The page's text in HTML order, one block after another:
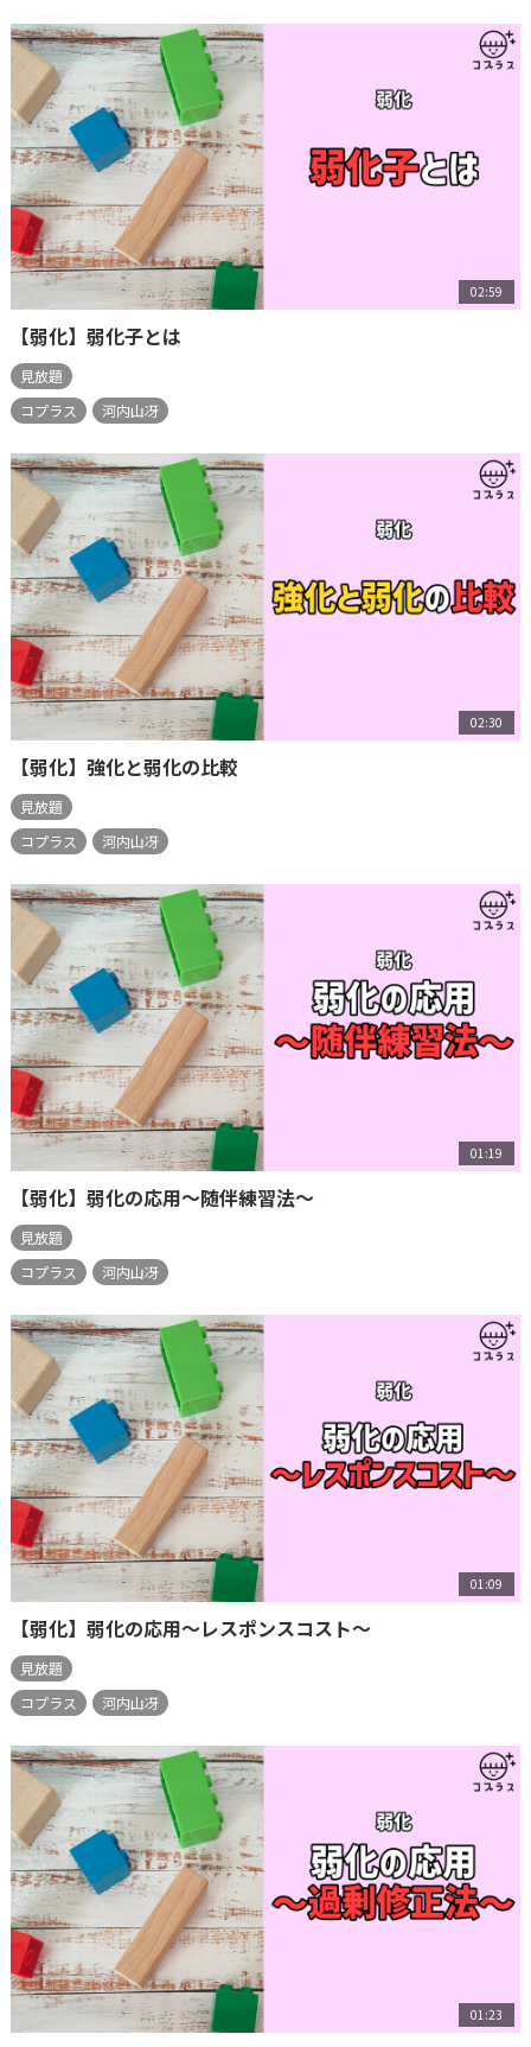
02:59
【弱化】弱化子とは
見放題
コプラス
河内山冴
02:30
【弱化】強化と弱化の比較
見放題
コプラス
河内山冴
01:19
【弱化】弱化の応用～随伴練習法～
見放題
コプラス
河内山冴
01:09
【弱化】弱化の応用～レスポンスコスト～
見放題
コプラス
河内山冴
01:23